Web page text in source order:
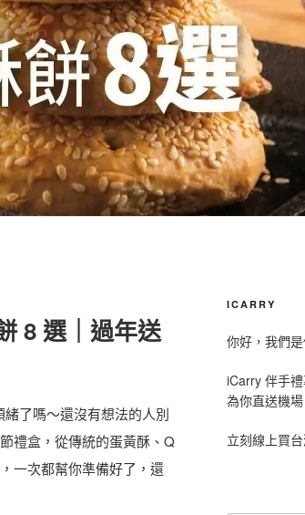
8 選｜過年送
了嗎～還沒有想法的人別
禮盒，從傳統的蛋黃酥、Q
一次都幫你準備好了，還
ICARRY
你好，我們
iCarry 伴手
為你直送機
立刻線上買台